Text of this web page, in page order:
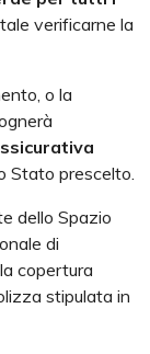
verificarne la
o la
Stato prescelto.
dello Spazio
di
copertura
stipulata in